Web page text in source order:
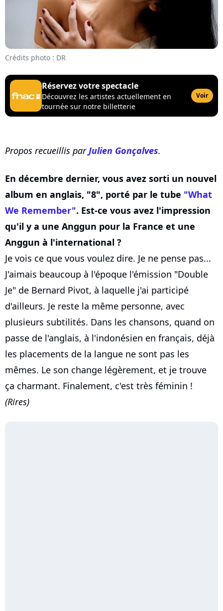
Crédits photo : DR
Réservez votre spectacle
Découvrez les artistes actuellement en
tournée sur notre billetterie
Voir
Propos recueillis parJulien Gonçalves.
En décembre dernier, vous avez sorti un nouvel
album en anglais, "8", porté par le tube "What
We Remember". Est-ce vous avez l'impression
qu'il y a une Anggun pour la France et une
Anggun à l'international ?
Je vois ce que vous voulez dire. Je ne pense pas...
J'aimais beaucoup à l'époque l'émission "Double
Je" de Bernard Pivot, à laquelle j'ai participé
d'ailleurs. Je reste la même personne, avec
plusieurs subtilités. Dans les chansons, quand on
passe de l'anglais, à l'indonésien en français, déjà
les placements de la langue ne sont pas les
mêmes. Le son change légèrement, et je trouve
ça charmant. Finalement, c'est très féminin !
(Rires)